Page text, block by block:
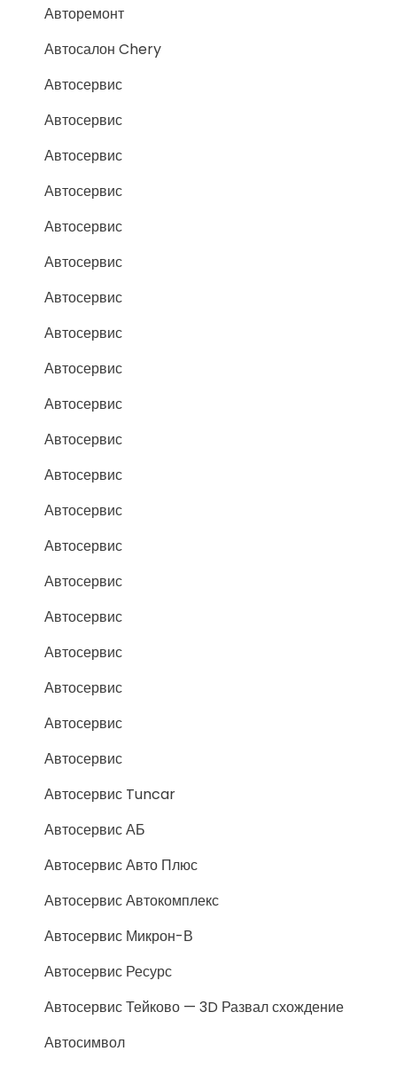
Авторемонт
Автосалон Chery
Автосервис
Автосервис
Автосервис
Автосервис
Автосервис
Автосервис
Автосервис
Автосервис
Автосервис
Автосервис
Автосервис
Автосервис
Автосервис
Автосервис
Автосервис
Автосервис
Автосервис
Автосервис
Автосервис
Автосервис
Автосервис Tuncar
Автосервис АБ
Автосервис Авто Плюс
Автосервис Автокомплекс
Автосервис Микрон-В
Автосервис Ресурс
Автосервис Тейково — 3D Развал схождение
Автосимвол